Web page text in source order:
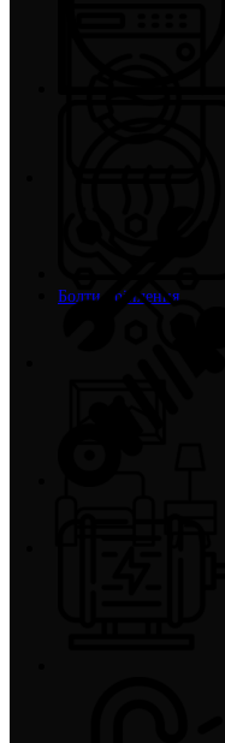
Болти кріплення